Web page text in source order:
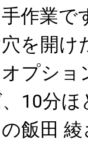
作業
を開け
プショ
10分
飯田